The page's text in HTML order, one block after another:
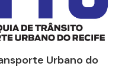
Urbano do